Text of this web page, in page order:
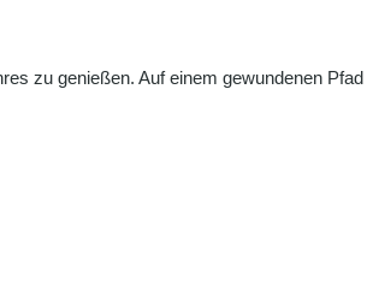
zu genießen. Auf einem gewundenen